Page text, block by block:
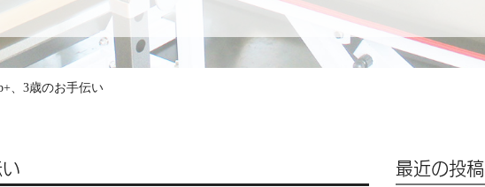
、3歳のお手伝い
最近の投稿